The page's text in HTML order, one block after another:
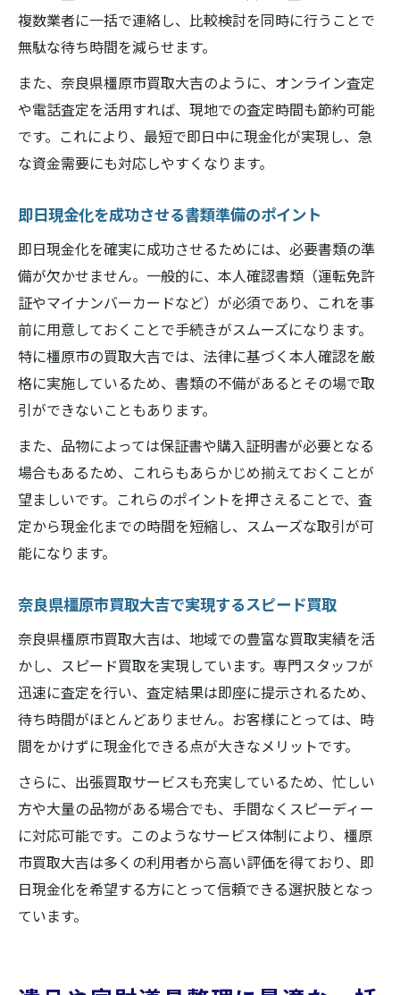
複数業者に一括で連絡し、比較検討を同時に行うことで
無駄な待ち時間を減らせます。
また、奈良県橿原市買取大吉のように、オンライン査定
や電話査定を活用すれば、現地での査定時間も節約可能
です。これにより、最短で即日中に現金化が実現し、急
な資金需要にも対応しやすくなります。
即日現金化を成功させる書類準備のポイント
即日現金化を確実に成功させるためには、必要書類の準
備が欠かせません。一般的に、本人確認書類（運転免許
証やマイナンバーカードなど）が必須であり、これを事
前に用意しておくことで手続きがスムーズになります。
特に橿原市の買取大吉では、法律に基づく本人確認を厳
格に実施しているため、書類の不備があるとその場で取
引ができないこともあります。
また、品物によっては保証書や購入証明書が必要となる
場合もあるため、これらもあらかじめ揃えておくことが
望ましいです。これらのポイントを押さえることで、査
定から現金化までの時間を短縮し、スムーズな取引が可
能になります。
奈良県橿原市買取大吉で実現するスピード買取
奈良県橿原市買取大吉は、地域での豊富な買取実績を活
かし、スピード買取を実現しています。専門スタッフが
迅速に査定を行い、査定結果は即座に提示されるため、
待ち時間がほとんどありません。お客様にとっては、時
間をかけずに現金化できる点が大きなメリットです。
さらに、出張買取サービスも充実しているため、忙しい
方や大量の品物がある場合でも、手間なくスピーディー
に対応可能です。このようなサービス体制により、橿原
市買取大吉は多くの利用者から高い評価を得ており、即
日現金化を希望する方にとって信頼できる選択肢となっ
ています。